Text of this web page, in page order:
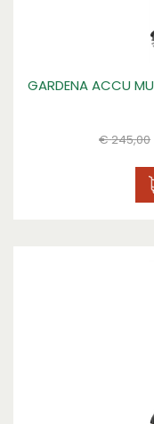
GARDENA ACCU
€245,00